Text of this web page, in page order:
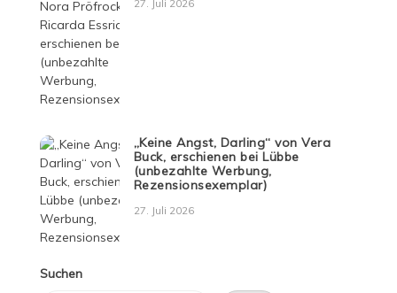
27. Juli 2026
„Keine Angst, Darling“ von Vera
Buck, erschienen bei Lübbe
(unbezahlte Werbung,
Rezensionsexemplar)
27. Juli 2026
Suchen